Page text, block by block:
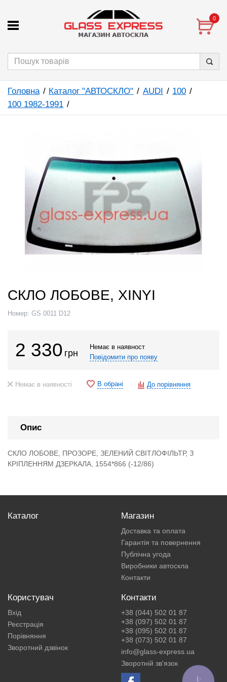
0
Головна Каталог "АВТОСКЛО" AUDI
100
100 1982-1991
СКЛО ЛОБОВЕ, XINYI
Номер: GS 0011 D12
2 330 грн
Немає в наявност
Повідомити про появу
Немає в наявності В обрані До порівняння
Опис
СКЛО ЛОБОВЕ, ПРОЗОРЕ, ЗЕЛЕНИЙ СВІТЛОФІЛЬТР, З
КРІПЛЕННЯМ ДЗЕРКАЛА, 1554*866 (-12/86)
Каталог Магазин
Доставка та оплата
Гарантія та повернення
Публічна угода
Виробники автоскла
Контакти
Користувач
Вхід
Реєстрація
Порівняння
Зворотний дзвінок
Контакти
+38 (044) 502 01 87
+38 (097) 502 01 87
+38 (095) 502 01 87
+38 (073) 502 01 87
info@glass-express.ua
Зворотній зв'язок
КНОПКА